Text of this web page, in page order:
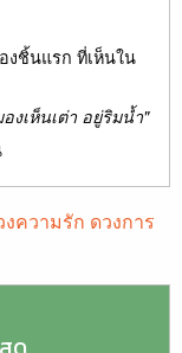
งชิ้นแรก ที่เห็นใน
งเห็นเต่า อยู่ริมน้ำ"
ความรัก ดวงการ